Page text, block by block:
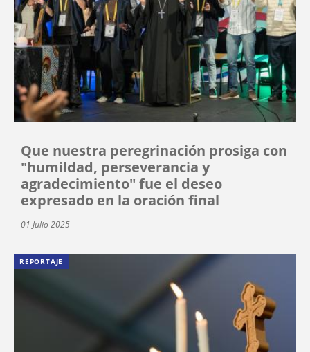
Que nuestra peregrinación prosiga con
"humildad, perseverancia y
agradecimiento" fue el deseo
expresado en la oración final
01 Julio 2025
REPORTAJE